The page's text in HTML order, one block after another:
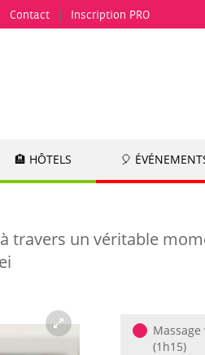
Contact Inscription PRO
🏨 HÔTELS 🎈
travers un véritable
(1h15)